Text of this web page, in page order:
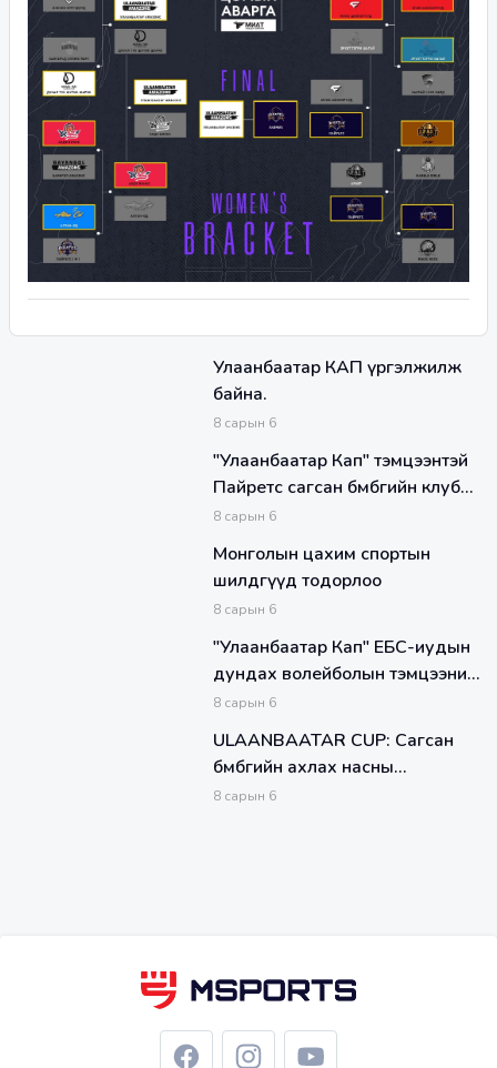
Улаанбаатар КАП үргэлжилж
байна.
8 сарын 6
"Улаанбаатар Кап" тэмцээнтэй
Пайретс сагсан бөмбөгийн клуб
хамтарч байна
8 сарын 6
Монголын цахим спортын
шилдгүүд тодорлоо
8 сарын 6
"Улаанбаатар Кап" ЕБС-иудын
дундах волейболын тэмцээний
хэсгийг тэргүүлэгчид болон
8 сарын 6
ULAANBAATAR CUP: Сагсан
бөмбөгийн ахлах насны
тоглолтуудын хамгийн чухал мөч
8 сарын 6